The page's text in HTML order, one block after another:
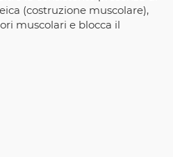
(costruzione muscolare),
muscolari e blocca il